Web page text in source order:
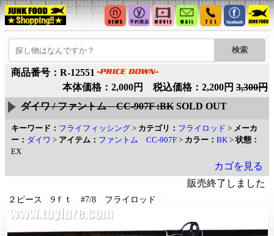
商品番号：R-12551
本体価格：2,000円 税込価格：2,200円 3,300円
ダイワ / ファントム CC-907F :BK SOLD OUT
キーワード： フライフィッシング > カテゴリ： フライロッド > メーカ
ー： ダイワ > アイテム： ファントム CC-907F > カラー： BK >状態：
EX
カゴを見る
販売終了しました
２ピース 9ｆｔ #7/8 フライロッド